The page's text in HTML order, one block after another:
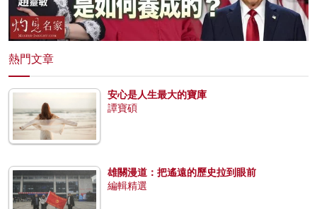
熱門文章
安心是人生最大的寶庫
譚寶碩
雄關漫道：把遙遠的歷史拉到眼前
編輯精選